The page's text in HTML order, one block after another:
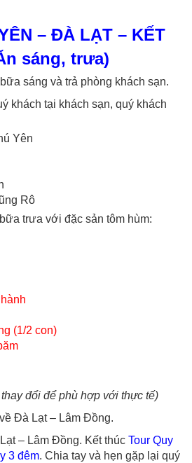
– ĐÀ LẠT – KẾT
sáng, trưa)
sáng và trả phòng khách sạn.
khách tại khách sạn, quý khách
Yên
Rô
trưa với đặc sản tôm hùm:
(1/2 con)
đổi để phù hợp với thực tế)
Đà Lạt – Lâm Đồng.
– Lâm Đồng. Kết thúc Tour Quy
3 đêm. Chia tay và hẹn gặp lại quý